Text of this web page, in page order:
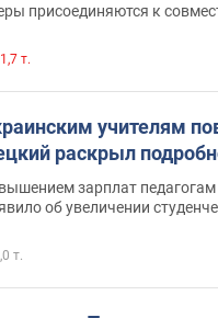
присоединяются к
т.
учителям
раскрыл
зарплат педагогам
об увеличении
т.